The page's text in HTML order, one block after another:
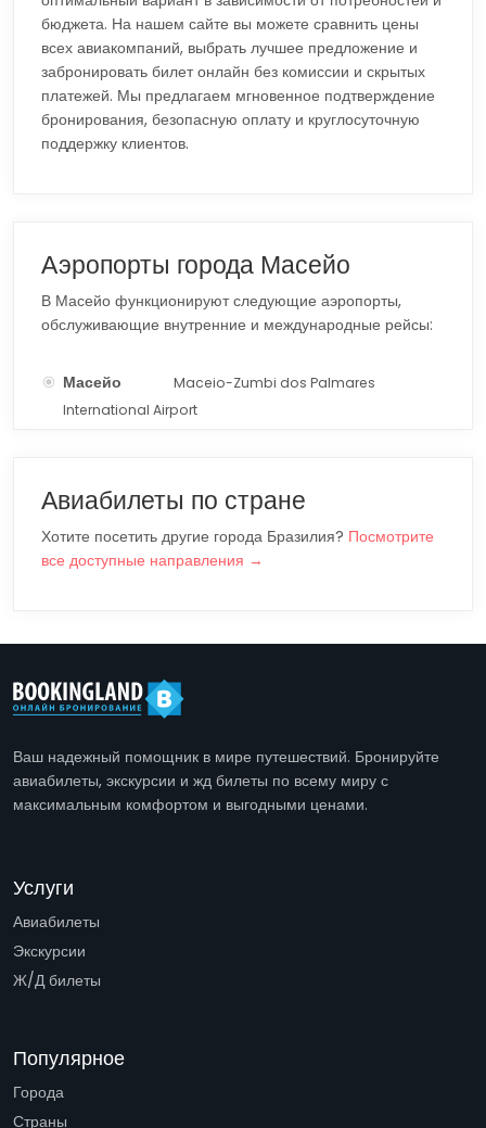
бюджета. На нашем сайте вы можете сравнить цены
всех авиакомпаний, выбрать лучшее предложение и
забронировать билет онлайн без комиссии и скрытых
платежей. Мы предлагаем мгновенное подтверждение
бронирования, безопасную оплату и круглосуточную
поддержку клиентов.
Аэропорты города Масейо
В Масейо функционируют следующие аэропорты,
обслуживающие внутренние и международные рейсы:
Масейо
Maceio-Zumbi dos Palmares
International Airport
Авиабилеты по стране
Хотите посетить другие города Бразилия? Посмотрите
все доступные направления →
Ваш надежный помощник в мире путешествий. Бронируйте
авиабилеты, экскурсии и жд билеты по всему миру с
максимальным комфортом и выгодными ценами.
Услуги
Авиабилеты
Экскурсии
Ж/Д билеты
Популярное
Города
Страны